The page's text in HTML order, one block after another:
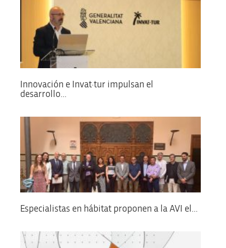
Innovación e Invat·tur impulsan el
desarrollo...
Especialistas en hábitat proponen a la AVI el...